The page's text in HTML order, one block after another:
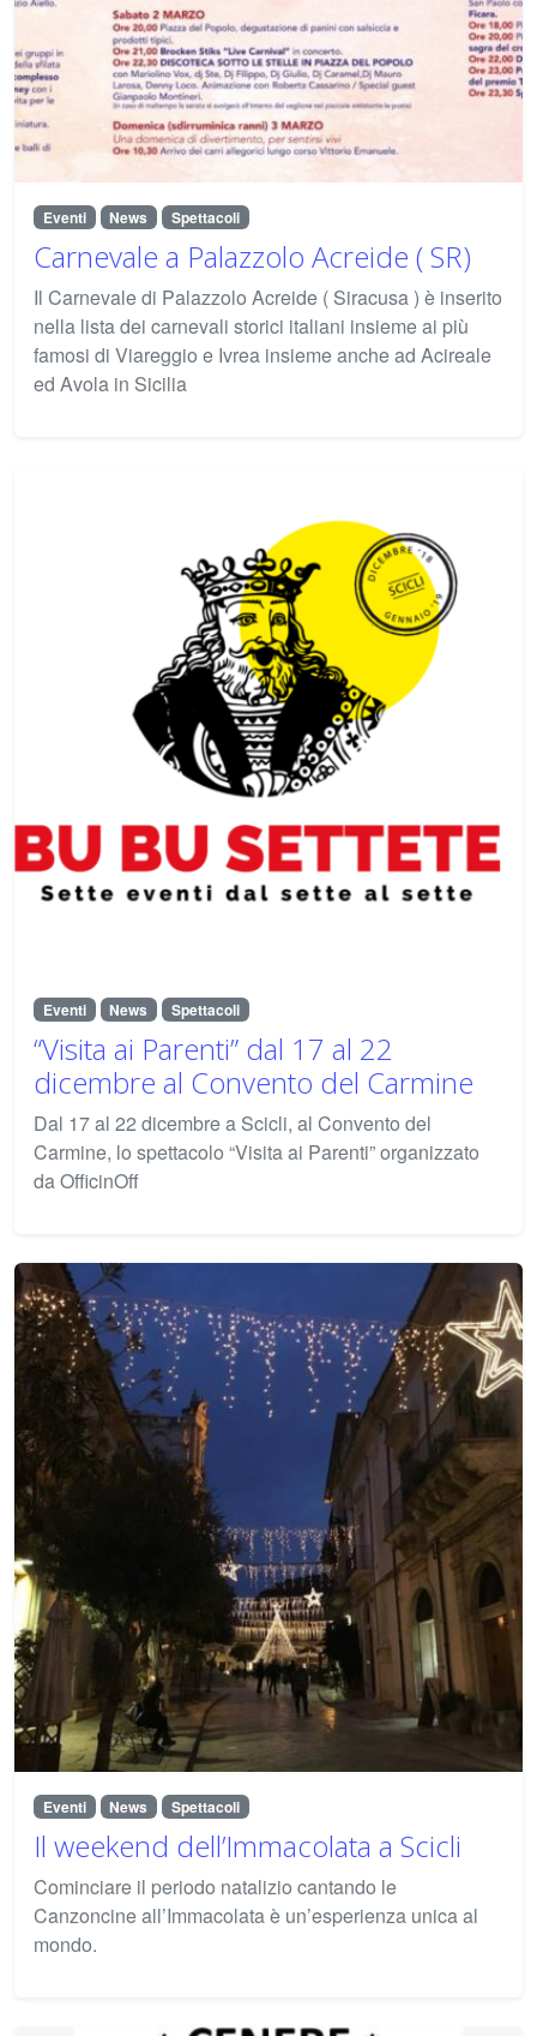
Eventi News Spettacoli
Carnevale a Palazzolo Acreide ( SR)
Il Carnevale di Palazzolo Acreide ( Siracusa ) è inserito
nella lista dei carnevali storici italiani insieme ai più
famosi di Viareggio e Ivrea insieme anche ad Acireale
ed Avola in Sicilia
Eventi News Spettacoli
“Visita ai Parenti” dal 17 al 22
dicembre al Convento del Carmine
Dal 17 al 22 dicembre a Scicli, al Convento del
Carmine, lo spettacolo “Visita ai Parenti” organizzato
da OfficinOff
Eventi News Spettacoli
Il weekend dell’Immacolata a Scicli
Cominciare il periodo natalizio cantando le
Canzoncine all’Immacolata è un’esperienza unica al
mondo.